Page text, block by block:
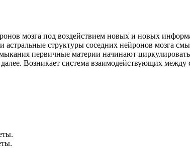
мозга под воздействием новых и новых
структуры соседних нейронов мозга
первичные материи начинают
Возникает система взаимодействующих между